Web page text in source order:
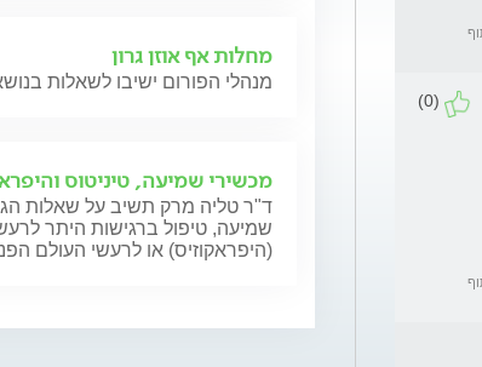
(0)
מחלות אף אוזן גרון
מנהלי הפורום ישיבו לשאלות
מכשירי שמיעה, טיניטוס
ד"ר טליה מרק תשיב על שאלות
שמיעה, טיפול ברגישות היתר
(היפראקוזיס) או לרעשי העולם